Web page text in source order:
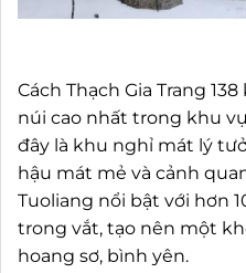
Cách Thạch Gia Trang
núi cao nhất trong khu
đây là khu nghỉ mát lý
hậu mát mẻ và cảnh
Tuoliang nổi bật với hơn
trong vắt, tạo nên một
hoang sơ, bình yên.